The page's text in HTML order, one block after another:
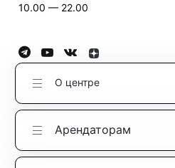
10.00 — 22.00
О центре
Арендаторам